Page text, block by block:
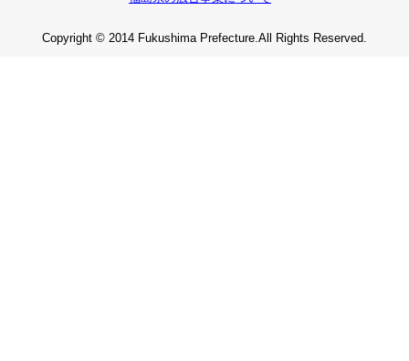
Copyright © 2014 Fukushima Prefecture.All Rights Reserved.